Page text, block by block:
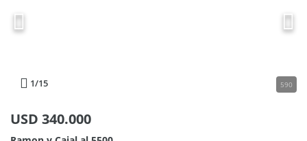
1/15 590
USD 340.000